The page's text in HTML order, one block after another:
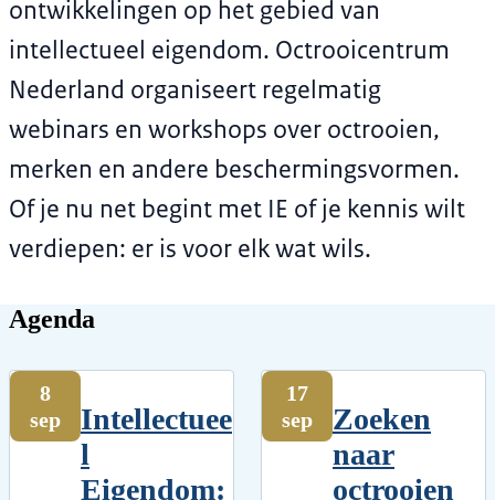
ontwikkelingen op het gebied van
intellectueel eigendom. Octrooicentrum
Nederland organiseert regelmatig
webinars en workshops over octrooien,
merken en andere beschermingsvormen.
Of je nu net begint met IE of je kennis wilt
verdiepen: er is voor elk wat wils.
Agenda
8
sep
Intellectuee
l
Eigendom:
17
sep
Zoeken
naar
octrooien